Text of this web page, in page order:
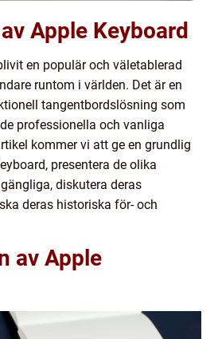
Apple Keyboard
en populär och väletablerad
runtom i världen. Det är en
tangentbordslösning som
professionella och vanliga
kommer vi att ge en grundlig
presentera de olika
diskutera deras
deras historiska för- och
av Apple